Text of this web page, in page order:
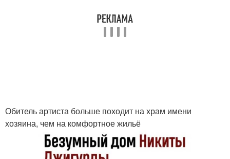
Обитель артиста больше походит на храм имени
хозяина, чем на комфортное жильё